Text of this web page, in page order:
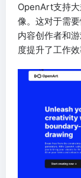
OpenArt支持
像。这对于需
内容创作者和
度提升了工作